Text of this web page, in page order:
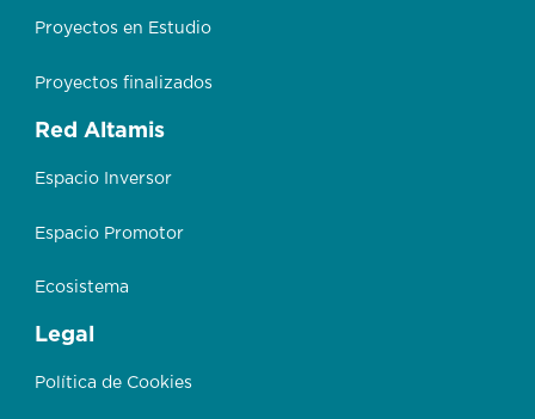
Proyectos en Estudio
Proyectos finalizados
Red Altamis
Espacio Inversor
Espacio Promotor
Ecosistema
Legal
Política de Cookies